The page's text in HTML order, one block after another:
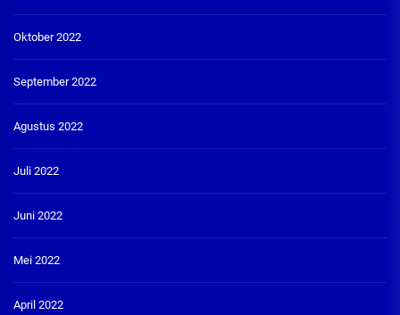
Oktober 2022
September 2022
Agustus 2022
Juli 2022
Juni 2022
Mei 2022
April 2022